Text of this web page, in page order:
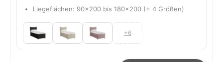
Liegeflächen: 90x200 bis 180x200 (+ 4 Größen)
+6